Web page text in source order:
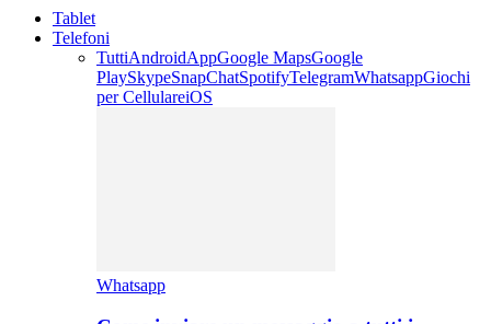
Tablet
Telefoni
TuttiAndroidAppGoogle MapsGoogle
PlaySkypeSnapChatSpotifyTelegramWhatsappGiochi
per CellulareiOS
Whatsapp